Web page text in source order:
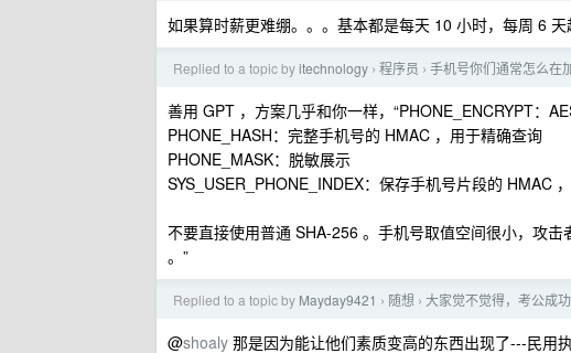
如果算时薪更难绷。。。基本都是每天 10 小时，每周 6 天
Replied to a topic byitechnology › 程序员 › 手机号你们通常怎么在
善用 GPT ，方案几乎和你一样，“PHONE_ENCRYPT：
PHONE_HASH：完整手机号的 HMAC ，用于精确查询
PHONE_MASK：脱敏展示
SYS_USER_PHONE_INDEX：保存手机号片段的 HMAC
不要直接使用普通 SHA-256 。手机号取值空间很小，攻
。”
Replied to a topic by Mayday9421 › 随想 › 大家觉不觉得，考公成
@shoaly 那是因为能让他们素质变高的东西出现了---民用